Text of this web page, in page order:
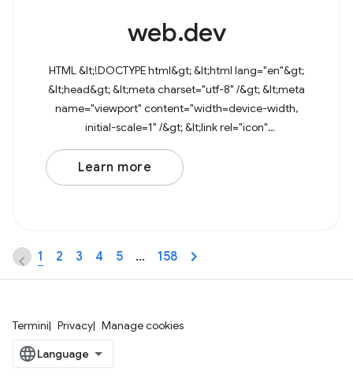
web.dev
HTML &lt;!DOCTYPE html&gt; &lt;html lang="en"&gt;
&lt;head&gt; &lt;meta charset="utf-8" /&gt; &lt;meta
name="viewport" content="width=device-width,
initial-scale=1" /&gt; &lt;link rel="icon"
href="data:image/svg+xml,&lt;svg
Learn more
1 2 3 4 5 … 158
Termini Privacy Manage cookies